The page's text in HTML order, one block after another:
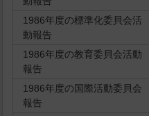
1986年度の標準化委貝会活
動報告
1986年度の教育委貝会活動
報告
1986年度の国際活動委貝会
報告